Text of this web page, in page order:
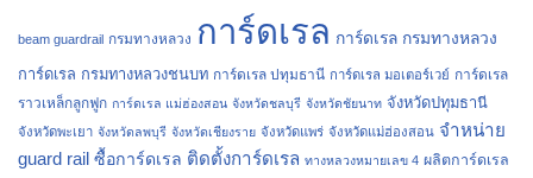
beam guardrail กรมทางหลวง การ์ดเรล การ์ดเรล กรมทางหลวง
การ์ดเรล กรมทางหลวงชนบท การ์ดเรล ปทุมธานี การ์ดเรล มอเตอร์เวย์ การ์ดเรล
ราวเหล็กลูกฟูก การ์ดเรล แม่ฮ่องสอน จังหวัดชลบุรี จังหวัดชัยนาท จังหวัดปทุมธานี
จังหวัดพะเยา จังหวัดลพบุรี จังหวัดเชียงราย จังหวัดแพร่ จังหวัดแม่ฮ่องสอน จำหน่าย
guard rail ซื้อการ์ดเรล ติดตั้งการ์ดเรล ทางหลวงหมายเลข 4 ผลิตการ์ดเรล